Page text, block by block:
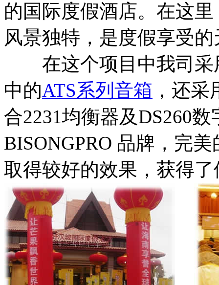
的国际度假酒店。在这
风景独特，是度假享受
在这个项目中我司采
中的ATS系列音箱 ，还
合2231均衡器及DS260
BISONGPRO 品牌，完
取得较好的效果，获得